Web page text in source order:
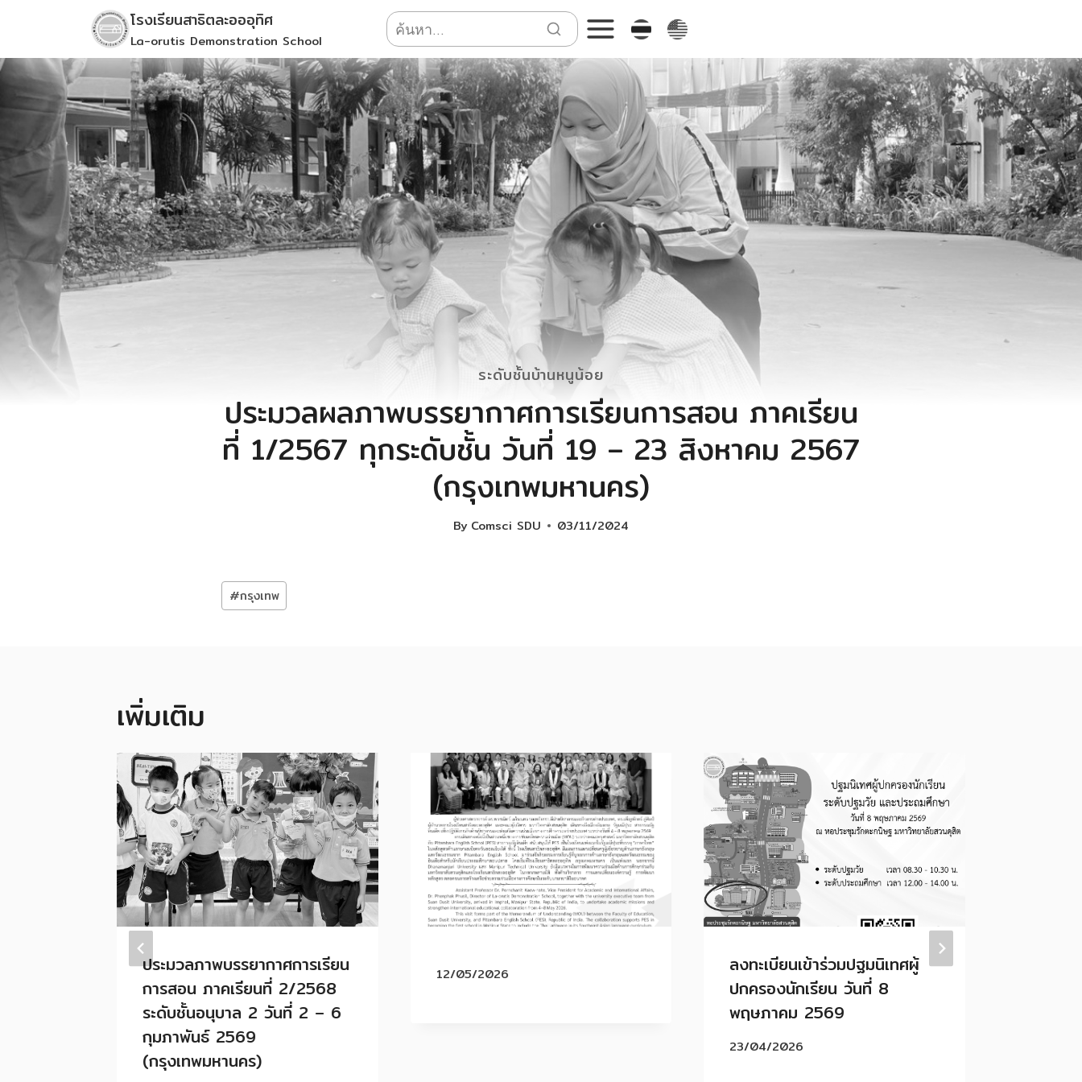
content
โรงเรียนสาธิตละอออุทิศ
La-orutis Demonstration School
ระดับชั้นบ้านหนูน้อย
ประมวลผลภาพบรรยากาศการเรียนการสอน ภาคเรียน
ที่ 1/2567 ทุกระดับชั้น วันที่ 19 – 23 สิงหาคม 2567
(กรุงเทพมหานคร)
By Comsci SDU 03/11/2024
Post
Tags:
#กรุงเทพ
เพิ่มเติม
ประมวลภาพบรรยากาศการเรียน
การสอน ภาคเรียนที่ 2/2568
ระดับชั้นอนุบาล 2 วันที่ 2 – 6
กุมภาพันธ์ 2569
(กรุงเทพมหานคร)
12/05/2026
ลงทะเบียนเข้าร่วมปฐมนิเทศผู้
ปกครองนักเรียน วันที่ 8
พฤษภาคม 2569
23/04/2026